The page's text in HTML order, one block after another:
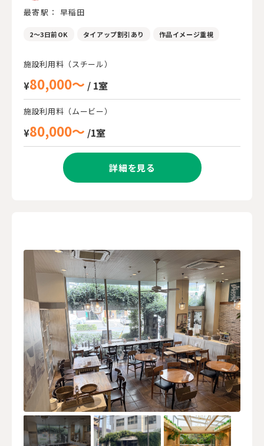
最寄駅： 早稲田
2～3日前OK タイアップ割引あり 作品イメージ重視
施設利用料（スチール）
¥80,000～ / 1室
施設利用料（ムービー）
¥80,000～ /1室
詳細を見る